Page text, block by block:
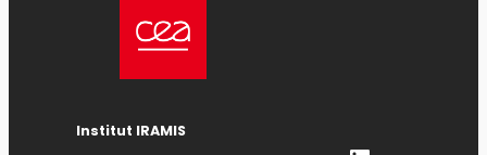
Institut IRAMIS